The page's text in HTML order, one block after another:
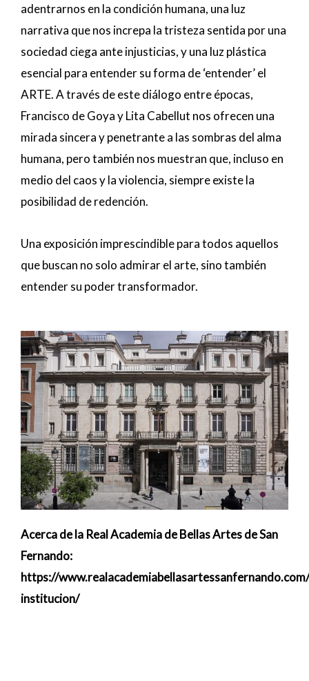
adentrarnos en la condición humana, una luz
narrativa que nos increpa la tristeza sentida por una
sociedad ciega ante injusticias, y una luz plástica
esencial para entender su forma de ‘entender’ el
ARTE. A través de este diálogo entre épocas,
Francisco de Goya y Lita Cabellut nos ofrecen una
mirada sincera y penetrante a las sombras del alma
humana, pero también nos muestran que, incluso en
medio del caos y la violencia, siempre existe la
posibilidad de redención.
Una exposición imprescindible para todos aquellos
que buscan no solo admirar el arte, sino también
entender su poder transformador.
Acerca de la Real Academia de Bellas Artes de San
Fernando:
https://
institucion/